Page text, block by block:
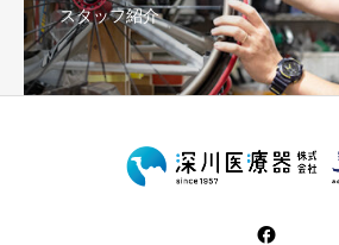
スタッフ紹介